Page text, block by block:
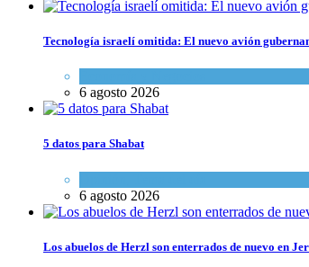
Tecnología israelí omitida: El nuevo avión
6 agosto 2026
5 datos para Shabat
6 agosto 2026
Los abuelos de Herzl son enterrados de nuevo en